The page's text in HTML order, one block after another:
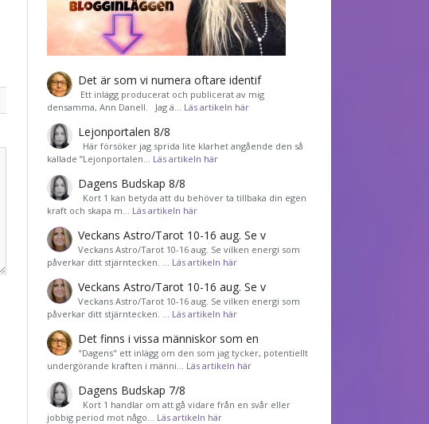
Det är som vi numera oftare identif
͏ Ett inlägg producerat och publicerat av mig
densamma, Ann Danell. Jag ä… Läs artikeln här
Lejonportalen 8/8
Här försöker jag sprida lite klarhet angående den så
kallade ”Lejonportalen… Läs artikeln här
Dagens Budskap 8/8
Kort 1 kan betyda att du behöver ta tillbaka din egen
kraft och skapa m… Läs artikeln här
Veckans Astro/Tarot 10-16 aug. Se v
Veckans Astro/Tarot 10-16 aug. Se vilken energi som
påverkar ditt stjärntecken. … Läs artikeln här
Veckans Astro/Tarot 10-16 aug. Se v
Veckans Astro/Tarot 10-16 aug. Se vilken energi som
påverkar ditt stjärntecken. … Läs artikeln här
Det finns i vissa människor som en
"Dagens" ett inlägg om den som jag tycker, potentiellt
undergörande kraften i männi… Läs artikeln här
Dagens Budskap 7/8
Kort 1 handlar om att gå vidare från en svår eller
jobbig period mot någo… Läs artikeln här